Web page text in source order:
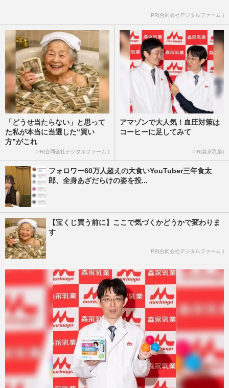
ぱーてぃーちゃん・信子、衝撃のすっぴん
嬢様な素顔”とのギャップ…
週刊女性PRIME 2026/8/6
PR(合同会社デジタルファーム )
「どうせ当たらない」と思って
た私が本当に当選した“買い
方”がこれ
PR(合同会社デジタルファーム )
アマゾンで大人気！血圧対策は
コーヒーに足してみて
PR(森永乳業)
フォロワー60万人超えの大食いYouTuber三年食太
郎、全身あざだらけの姿を投...
【宝くじ買う前に】ここで気づくかどうかで変わりま
す
PR(合同会社デジタルファーム )